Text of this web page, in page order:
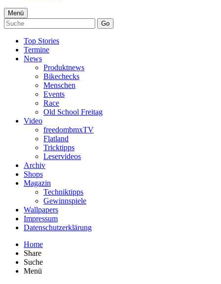
Menü
Go
Top Stories
Termine
News
Produktnews
Bikechecks
Menschen
Events
Race
Old School Freitag
Video
freedombmxTV
Flatland
Tricktipps
Leservideos
Archiv
Shops
Magazin
Techniktipps
Gewinnspiele
Wallpapers
Impressum
Datenschutzerklärung
Home
Share
Suche
Menü